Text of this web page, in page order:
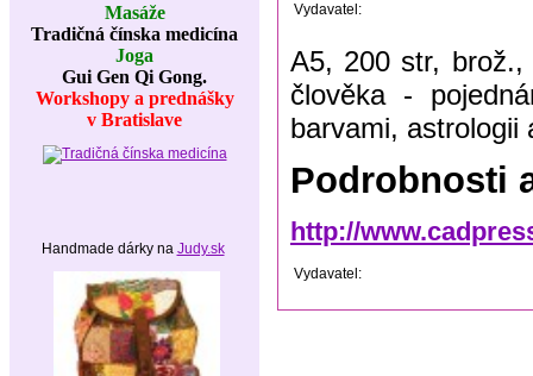
Masáže
Tradičná čínska medicína
Joga
Gui Gen Qi Gong.
Workshopy a prednášky
v Bratislave
Handmade dárky na Judy.sk
Vydavatel:
A5, 200 str,
člověka -
barvami, astrologii
Podrobnosti
http://
Vydavatel: